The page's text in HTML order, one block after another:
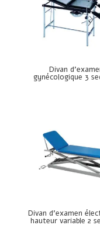
Divan
gynécologique 3
Divan d’examen
hauteur variable 2